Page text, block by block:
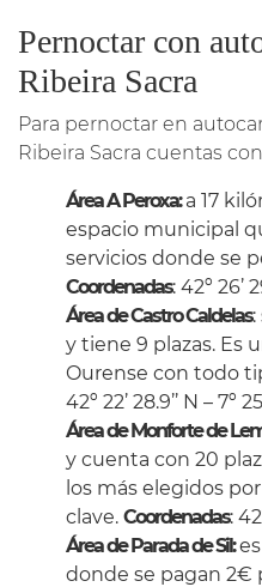
Pernoctar con
Ribeira Sacra
Para pernoctar en
Ribeira Sacra cuentas
Área A Peroxa:a 17
espacio municipal
servicios donde se
Coordenadas: 42º 26’
Área de Castro Caldelas:
y tiene 9 plazas. Es
Ourense con todo
42º 22’ 28.9’’ N – 7º
Área de Monforte de
y cuenta con 20
los más elegidos
clave. Coordenadas:
Área de Parada de Sil:es
donde se pagan 2€